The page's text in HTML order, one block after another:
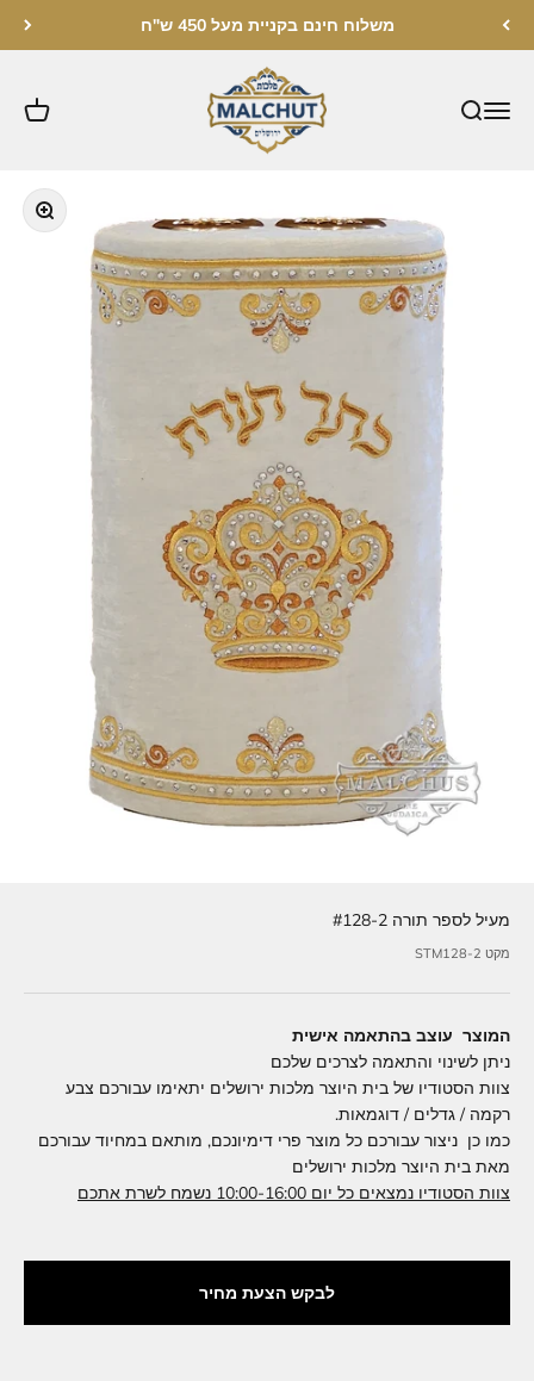
משלוח חינם בקניית מעל 450 ש"ח
מלכות ירושלים
תקריב
מעיל לספר תורה #128-2
מקט STM128-2
המוצר עוצב בהתאמה אישית
ניתן לשינוי והתאמה לצרכים שלכם
צוות הסטודיו של בית היוצר מלכות ירושלים יתאימו עבורכם צבע
רקמה / גדלים / דוגמאות.
כמו כן ניצור עבורכם כל מוצר פרי דימיונכם, מותאם במחיוד עבורכם
מאת בית היוצר מלכות ירושלים
צוות הסטודיו נמצאים כל יום 10:00-16:00 נשמח לשרת אתכם
לבקש הצעת מחיר